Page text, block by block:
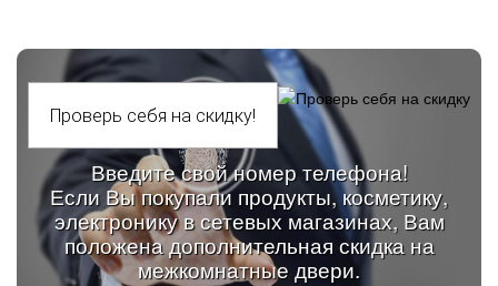
Введите свой номер телефона!
Если Вы покупали продукты, косметику,
электронику в сетевых магазинах, Вам
положена дополнительная скидка на
межкомнатные двери.